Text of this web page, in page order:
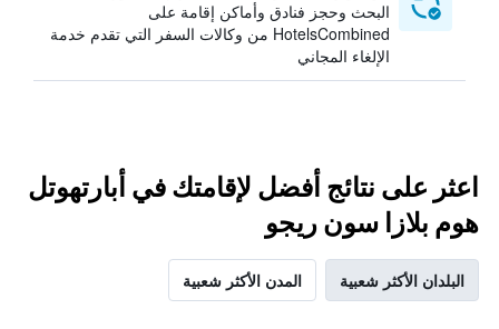
البحث وحجز فنادق وأماكن إقامة على
HotelsCombined من وكالات السفر التي تقدم خدمة
الإلغاء المجاني
اعثر على نتائج أفضل لإقامتك في أبارتهوتل
هوم بلازا سون ريجو
البلدان الأكثر شعبية المدن الأكثر شعبية